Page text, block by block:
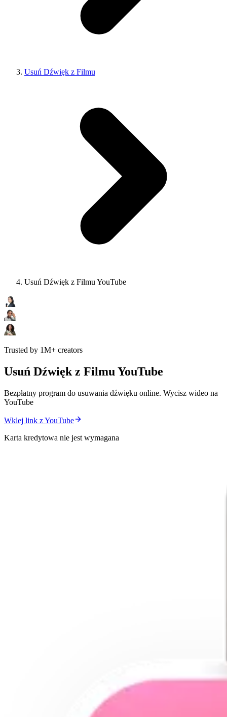
Usuń Dźwięk z Filmu
Usuń Dźwięk z Filmu YouTube
Trusted by 1M+ creators
Usuń Dźwięk z Filmu YouTube
Bezpłatny program do usuwania dźwięku online. Wycisz wideo na
YouTube
Wklej link z YouTube
Karta kredytowa nie jest wymagana